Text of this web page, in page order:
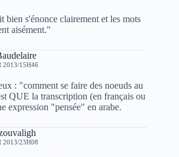
bien s'énonce clairement et les mots
aisément."
2013/15H46
: "comment se faire des noeuds au
QUE la transcription (en français ou
expression "pensée" en arabe.
2013/23H08